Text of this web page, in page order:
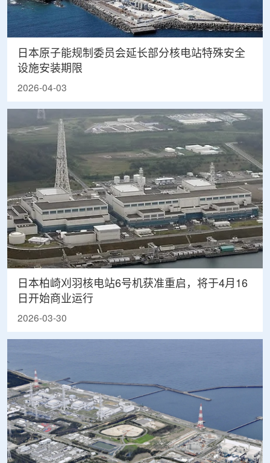
日本原子能规制委员会延长部分核电站特殊安全
设施安装期限
2026-04-03
日本柏崎刈羽核电站6号机获准重启，将于4月16
日开始商业运行
2026-03-30